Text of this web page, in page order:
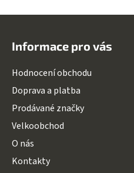
Informace pro vás
Hodnocení obchodu
Doprava a platba
Prodávané značky
Velkoobchod
O nás
Kontakty